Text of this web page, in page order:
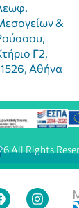
&
Γ2,
Αθήνα
All Rights